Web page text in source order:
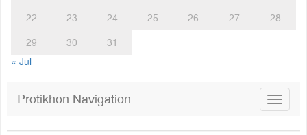
22
23 24 25 26 27
28
29
30
31
« Jul
Toggle
Protikhon Navigation